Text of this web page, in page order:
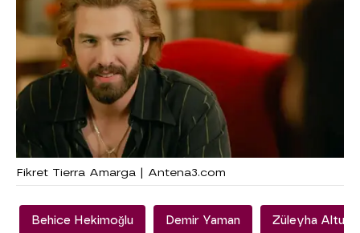
Fikret Tierra Amarga | Antena3.com
Behice Hekimoğlu Demir Yaman Züleyha Altun